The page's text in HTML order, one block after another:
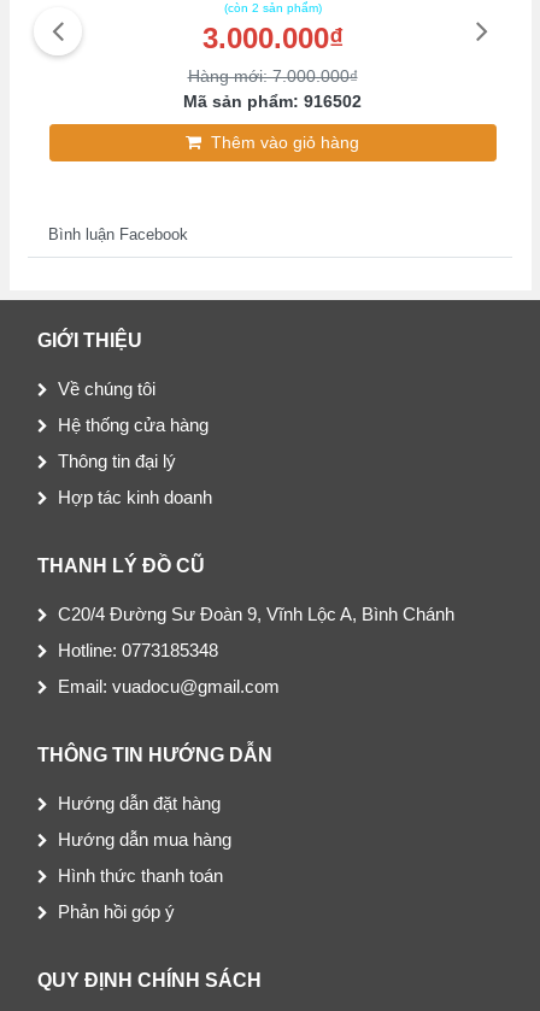
(còn 2 sản phẩm)
3.000.000₫
Hàng mới: 7.000.000₫
Mã sản phẩm: 916502
Thêm vào giỏ hàng
Bình luận Facebook
GIỚI THIỆU
Về chúng tôi
Hệ thống cửa hàng
Thông tin đại lý
Hợp tác kinh doanh
THANH LÝ ĐỒ CŨ
C20/4 Đường Sư Đoàn 9, Vĩnh Lộc A, Bình Chánh
Hotline: 0773185348
Email: vuadocu@gmail.com
THÔNG TIN HƯỚNG DẪN
Hướng dẫn đặt hàng
Hướng dẫn mua hàng
Hình thức thanh toán
Phản hồi góp ý
QUY ĐỊNH CHÍNH SÁCH